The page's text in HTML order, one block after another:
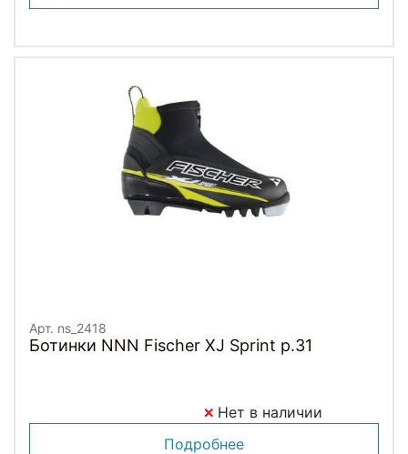
Арт. ns_2418
Ботинки NNN Fischer XJ Sprint p.31
Нет в наличии
Подробнее